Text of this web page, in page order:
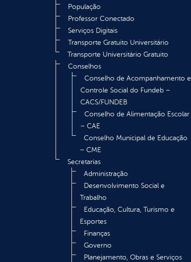
População
Professor Conectado
Serviços Digitais
Transporte Gratuito Universitário
Transporte Universitário Gratuito
Conselhos
Conselho de Acompanhamento e
Controle Social do Fundeb –
CACS/FUNDEB
Conselho de Alimentação Escolar
– CAE
Conselho Municipal de Educação
– CME
Secretarias
Administração
Desenvolvimento Social e
Trabalho
Educação, Cultura, Turismo e
Esportes
Finanças
Governo
Planejamento, Obras e Serviços